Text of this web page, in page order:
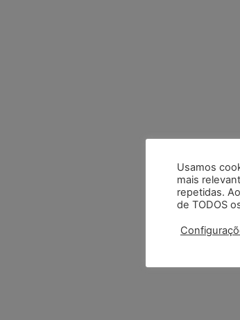
Usamos
mais
repetidas.
de TODOS